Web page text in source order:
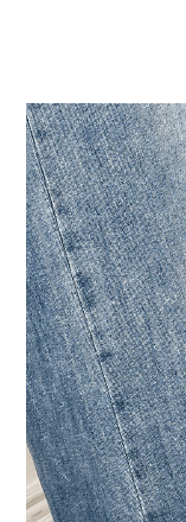
S(25-
32),2XL(33-
32,800원